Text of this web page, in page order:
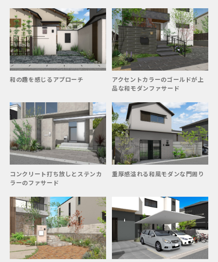
和の趣を感じるアプローチ
アクセントカラーのゴールドが上
品な和モダンファサード
コンクリート打ち放しとステンカ
ラーのファサード
重厚感溢れる和風モダンな門周り